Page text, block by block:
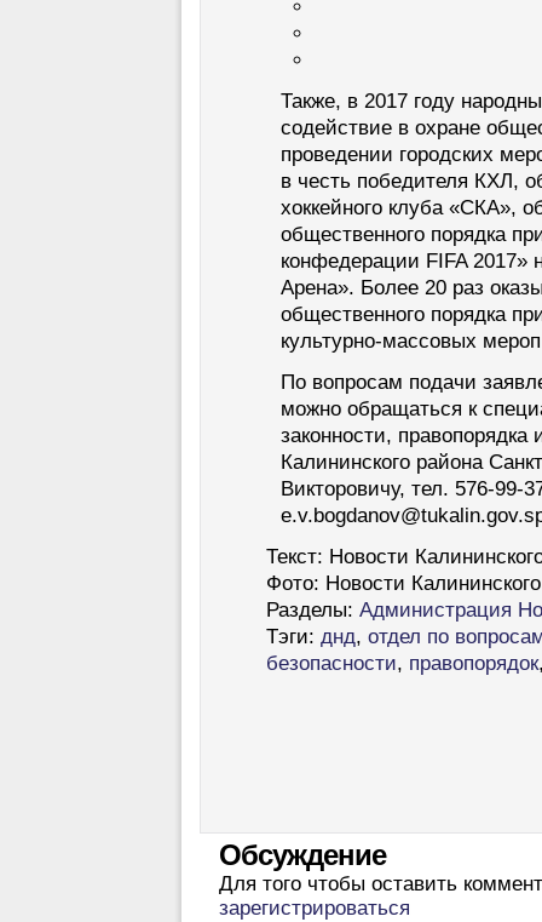
Также, в 2017 году
содействие в охране
проведении городских
в честь победителя КХЛ,
хоккейного клуба «СКА»,
общественного порядка
конфедерации FIFA 2017»
Арена». Более 20 раз
общественного порядка
культурно-массовых
По вопросам подачи
можно обращаться к
законности,
Калининского района
Викторовичу, тел. 576-99-
Текст: Новости
Фото: Новости
Разделы: Администрация
Тэги: днд, отдел по
безопасности, правопорядок
Обсуждение
Для того чтобы оставить
зарегистрироваться